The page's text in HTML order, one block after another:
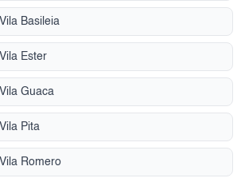
Basileia
Ester
Guaca
Pita
Romero